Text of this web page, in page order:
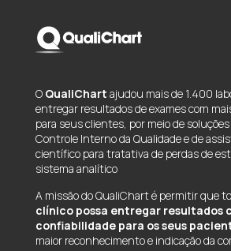
O QualiChart ajudou mais de 1.400
entregar resultados de exames com
para seus clientes, por meio de
Controle Interno da Qualidade e de
científico para tratativa de perdas de
sistema analítico
A missão do QualiChart é permitir que
clínico possa entregar resultados
confiabilidade para os seus
maior reconhecimento e indicação da